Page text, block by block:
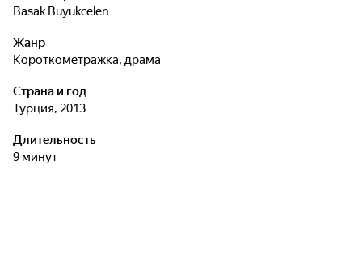
Basak Buyukcelen
Жанр
короткометражка, драма
Страна и год
Турция, 2013
Длительность
9 минут